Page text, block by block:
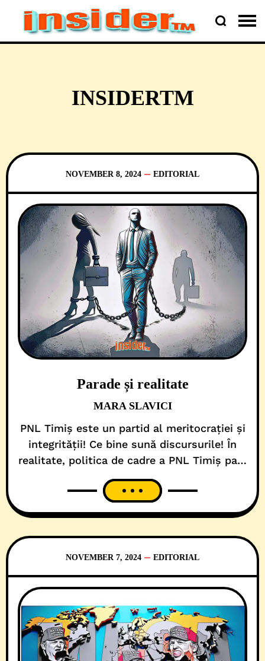
INSIDERTM
NOVEMBER 8, 2024 EDITORIAL
Parade și realitate
MARA SLAVICI
PNL Timiș este un partid al meritocrației și
integrității! Ce bine sună discursurile! În
realitate, politica de cadre a PNL Timiș pare
inspirată dintr-un ghid de cum să rămâi pe
funcție, fără nicio legătură cu competențele
reale. Și nu mergem foarte deep cu analiza,
la îndemână. Prospături,
NOVEMBER 7, 2024 EDITORIAL